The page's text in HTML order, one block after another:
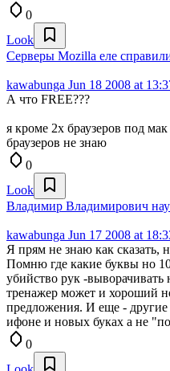
0
Look
Серверы Mozilla еле
kawabunga Jun 18 2008 at
А что FREE???
я кроме 2х браузеров под
браузеров не знаю
0
Look
Владимир Владимирович
kawabunga Jun 17 2008 at
Я прям не знаю как сказать,
Помню где какие буквы но
убийство рук -выворачивать
тренажер может и хороший
предложения. И еще -
ифоне и новых буках а не
0